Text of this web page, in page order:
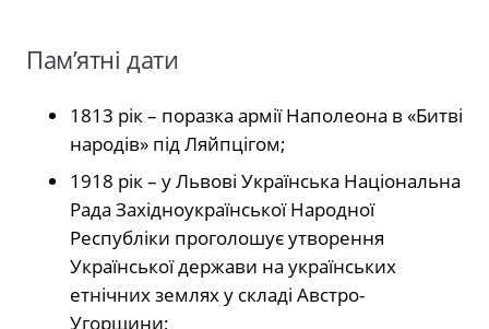
Пам’ятні дати
1813 рік – поразка армії Наполеона в «Битві
народів» під Ляйпцігом;
1918 рік – у Львові Українська Національна
Рада Західноукраїнської Народної
Республіки проголошує утворення
Української держави на українських
етнічних землях у складі Австро-
Угорщини;